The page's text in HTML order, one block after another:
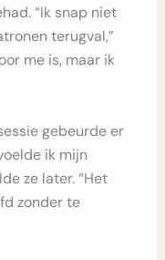
“Ik snap niet
terugval,”
me is, maar ik
gebeurde er
ik mijn
ze later. “Het
zonder te